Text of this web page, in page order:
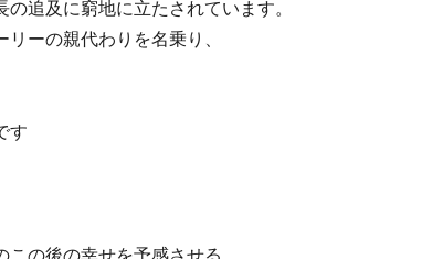
追及に窮地に立たされています。
ーの親代わりを名乗り、
す
この後の幸せを予感させる